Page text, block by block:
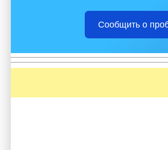
Сообщить о